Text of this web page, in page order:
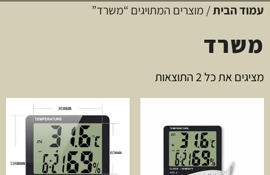
עמוד הבית/ מוצרים המתויגים “משרד”
משרד
מציגים את כל ⁦2⁩ התוצאות